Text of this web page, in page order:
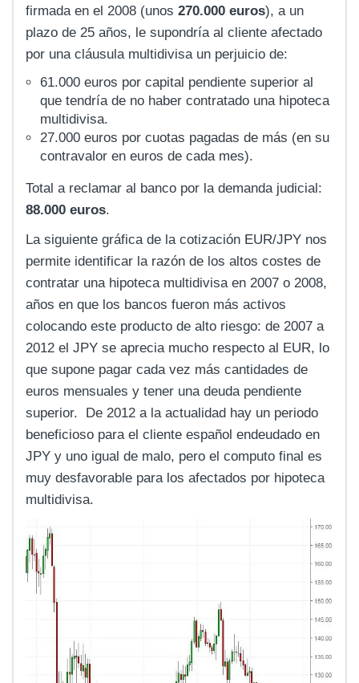
firmada en el 2008 (unos 270.000 euros), a un
plazo de 25 años, le supondría al cliente afectado
por una cláusula multidivisa un perjuicio de:
61.000 euros por capital pendiente superior al
que tendría de no haber contratado una hipoteca
multidivisa.
27.000 euros por cuotas pagadas de más (en su
contravalor en euros de cada mes).
Total a reclamar al banco por la demanda judicial:
88.000 euros.
La siguiente gráfica de la cotización EUR/JPY nos
permite identificar la razón de los altos costes de
contratar una hipoteca multidivisa en 2007 o 2008,
años en que los bancos fueron más activos
colocando este producto de alto riesgo: de 2007 a
2012 el JPY se aprecia mucho respecto al EUR, lo
que supone pagar cada vez más cantidades de
euros mensuales y tener una deuda pendiente
superior. De 2012 a la actualidad hay un periodo
beneficioso para el cliente español endeudado en
JPY y uno igual de malo, pero el computo final es
muy desfavorable para los afectados por hipoteca
multidivisa.